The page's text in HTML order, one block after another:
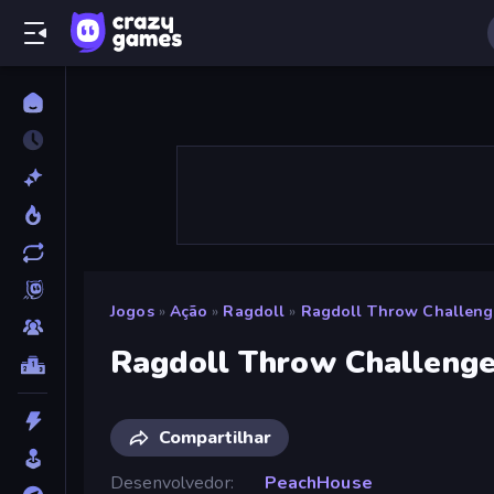
Jogos » Ação » Ragdoll » Ragdoll Throw
Ragdoll Throw
Compartilhar
Desenvolvedor
PeachHouse